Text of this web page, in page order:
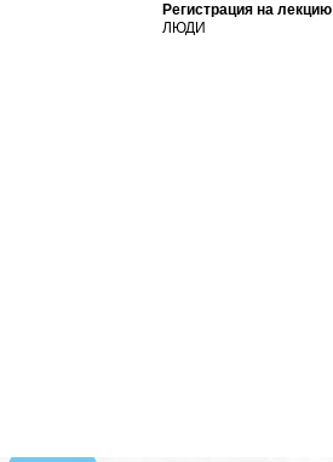
Регистрация на лекцию
ЛЮДИ